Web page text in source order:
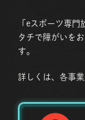
「eスポーツ専
タチで障がいを
す。
詳しくは、各事